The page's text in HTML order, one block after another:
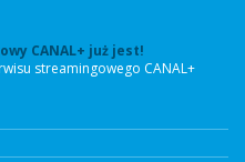
CANAL+ już jest!
streamingowego CANAL+